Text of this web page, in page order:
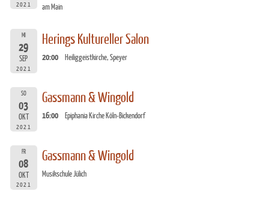
2021
am Main
MI
29
SEP
2021
Herings Kultureller Salon
20:00 Heiliggeistkirche, Speyer
SO
03
OKT
2021
Gassmann & Wingold
16:00 Epiphania Kirche Köln-Bickendorf
FR
08
OKT
2021
Gassmann & Wingold
Musikschule Jülich